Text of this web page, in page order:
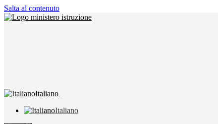
Salta al contenuto
Italiano
Italiano